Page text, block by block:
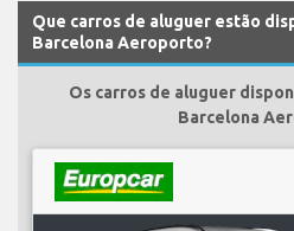
Que carros de aluguer estão
Barcelona Aeroporto?
Os carros de aluguer
Barcelona